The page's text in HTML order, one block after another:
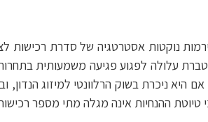
נוקטות אסטרטגיה של סדרת רכישות
עלולה לפגוע פגיעה משמעותית
היא ניכרת בשוק הרלוונטי למיזוג
טיוטת ההנחיות אינה מגלה מתי מספר